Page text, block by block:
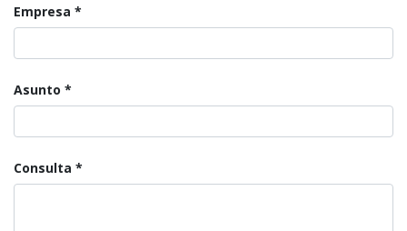
Empresa
Asunto
Consulta